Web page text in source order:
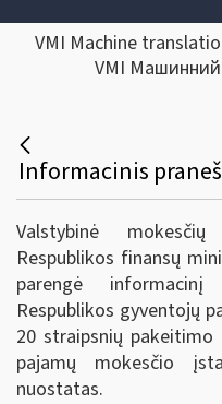
VMI Machine
VMI
Valstybinė
Respublikos finansų
parengė
Respublikos gyventojų
20 straipsnių
pajamų mokesčio
nuostatas.